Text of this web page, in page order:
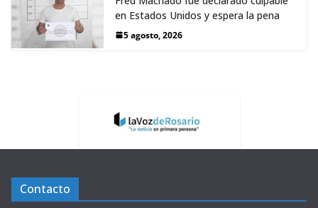
en Estados Unidos y espera la pena
5 agosto, 2026
Contacto